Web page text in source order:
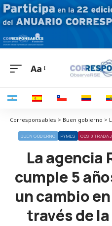
Aa
BUEN GOBIERNO PYMES ODS 8
La agencia
cumple 5
un cambio
través de